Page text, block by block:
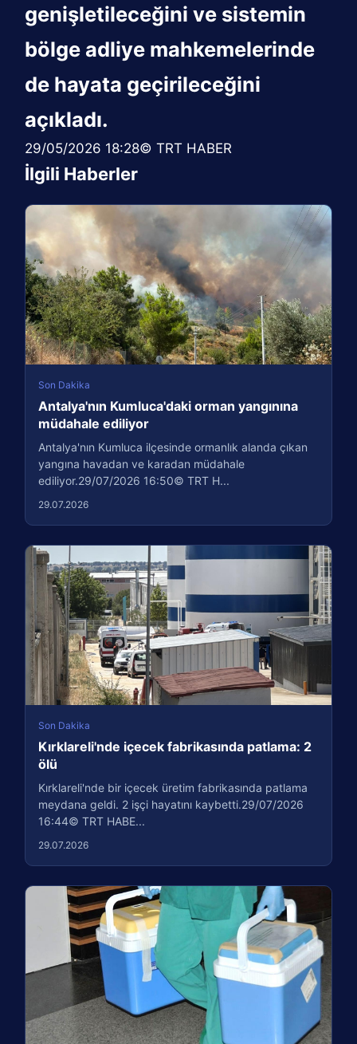
genişletileceğini ve sistemin
bölge adliye mahkemelerinde
de hayata geçirileceğini
açıkladı.
29/05/2026 18:28© TRT HABER
İlgili Haberler
Son Dakika
Antalya'nın Kumluca'daki orman yangınına
müdahale ediliyor
Antalya'nın Kumluca ilçesinde ormanlık alanda çıkan
yangına havadan ve karadan müdahale
ediliyor.29/07/2026 16:50© TRT H...
29.07.2026
Son Dakika
Kırklareli'nde içecek fabrikasında patlama: 2
ölü
Kırklareli'nde bir içecek üretim fabrikasında patlama
meydana geldi. 2 işçi hayatını kaybetti.29/07/2026
16:44© TRT HABE...
29.07.2026